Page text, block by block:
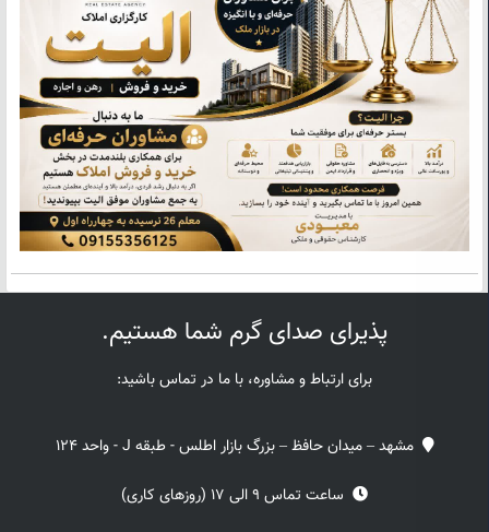
پذیرای صدای گرم شما هستیم.
برای ارتباط و مشاوره، با ما در تماس باشید:
مشهد – میدان حافظ – بزرگ بازار اطلس - طبقه J - واحد 124
ساعت تماس 9 الی 17 (روزهای کاری)